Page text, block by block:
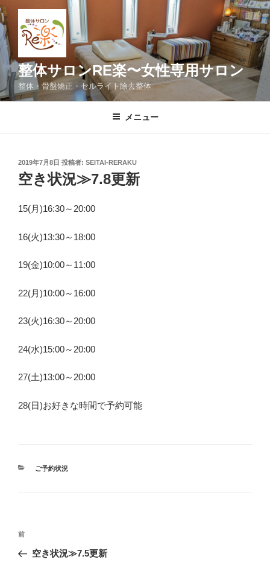
コ
ン
テ
ン
へ
ス
整体サロンRE楽〜女性専用サロン
整体・骨盤矯正・セルライト除去整体
メニュー
投
稿
日:
2019年7月8日 投稿者: SEITAI-RERAKU
空き状況≫7.8更新
15(月)16:30～20:00
16(火)13:30～18:00
19(金)10:00～11:00
22(月)10:00～16:00
23(火)16:30～20:00
24(水)15:00～20:00
27(土)13:00～20:00
28(日)お好きな時間で予約可能
カ
ご予約状況
投
ナ
前
の
前
空き状況≫7.5更新